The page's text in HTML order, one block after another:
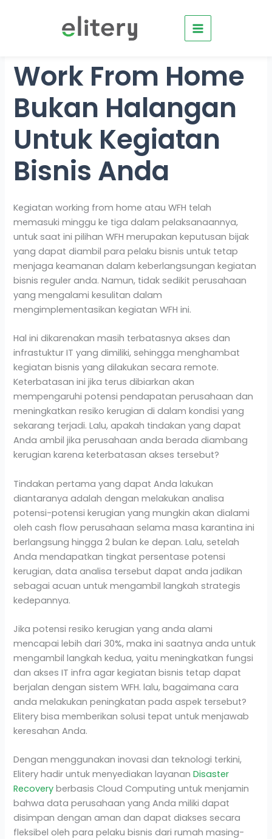
Work From Home
Bukan Halangan
Untuk Kegiatan
Bisnis Anda
Kegiatan working from home atau WFH telah
memasuki minggu ke tiga dalam pelaksanaannya,
untuk saat ini pilihan WFH merupakan keputusan bijak
yang dapat diambil para pelaku bisnis untuk tetap
menjaga keamanan dalam keberlangsungan kegiatan
bisnis reguler anda. Namun, tidak sedikit perusahaan
yang mengalami kesulitan dalam
mengimplementasikan kegiatan WFH ini.
Hal ini dikarenakan masih terbatasnya akses dan
infrastuktur IT yang dimiliki, sehingga menghambat
kegiatan bisnis yang dilakukan secara remote.
Keterbatasan ini jika terus dibiarkan akan
mempengaruhi potensi pendapatan perusahaan dan
meningkatkan resiko kerugian di dalam kondisi yang
sekarang terjadi. Lalu, apakah tindakan yang dapat
Anda ambil jika perusahaan anda berada diambang
kerugian karena keterbatasan akses tersebut?
Tindakan pertama yang dapat Anda lakukan
diantaranya adalah dengan melakukan analisa
potensi-potensi kerugian yang mungkin akan dialami
oleh cash flow perusahaan selama masa karantina ini
berlangsung hingga 2 bulan ke depan. Lalu, setelah
Anda mendapatkan tingkat persentase potensi
kerugian, data analisa tersebut dapat anda jadikan
sebagai acuan untuk mengambil langkah strategis
kedepannya.
Jika potensi resiko kerugian yang anda alami
mencapai lebih dari 30%, maka ini saatnya anda untuk
mengambil langkah kedua, yaitu meningkatkan fungsi
dan akses IT infra agar kegiatan bisnis tetap dapat
berjalan dengan sistem WFH. lalu, bagaimana cara
anda melakukan peningkatan pada aspek tersebut?
Elitery bisa memberikan solusi tepat untuk menjawab
keresahan Anda.
Dengan menggunakan inovasi dan teknologi terkini,
Elitery hadir untuk menyediakan layananDisaster
Recovery berbasis Cloud Computing untuk menjamin
bahwa data perusahaan yang Anda miliki dapat
disimpan dengan aman dan dapat diakses secara
fleksibel oleh para pelaku bisnis dari rumah masing-